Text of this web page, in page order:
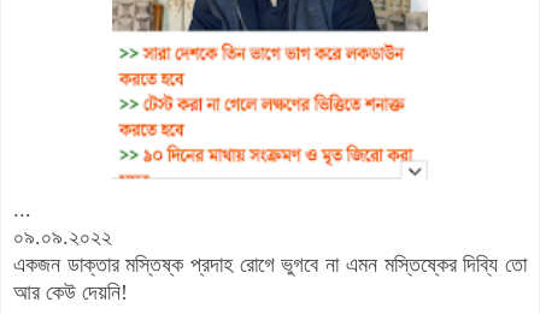
...
০৯.০৯.২০২২
একজন ডাক্তার মস্তিষ্ক প্রদাহ রোগে ভুগবে না এমন মস্তিষ্কের দিব্যি তো
আর কেউ দেয়নি!